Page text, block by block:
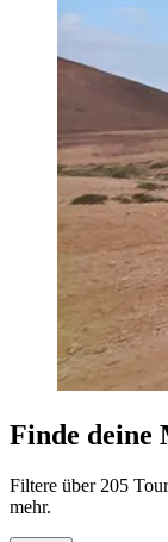
Finde deine
Filtere über 205
mehr.